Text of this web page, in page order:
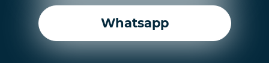
Whatsapp